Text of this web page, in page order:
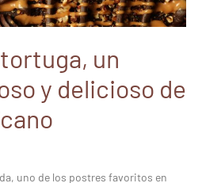
un
y delicioso de
uno de los postres favoritos en